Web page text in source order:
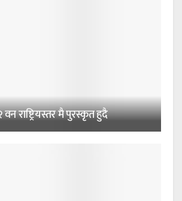
राष्ट्रियस्तर मै पुरस्कृत हुदै